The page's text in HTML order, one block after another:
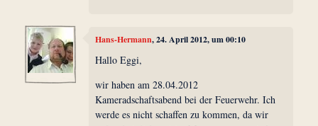
Hans-Hermann, 24. April 2012, um 00:10
Hallo Eggi,
wir haben am 28.04.2012
Kameradschaftsabend bei der Feuerwehr. Ich
werde es nicht schaffen zu kommen, da wir